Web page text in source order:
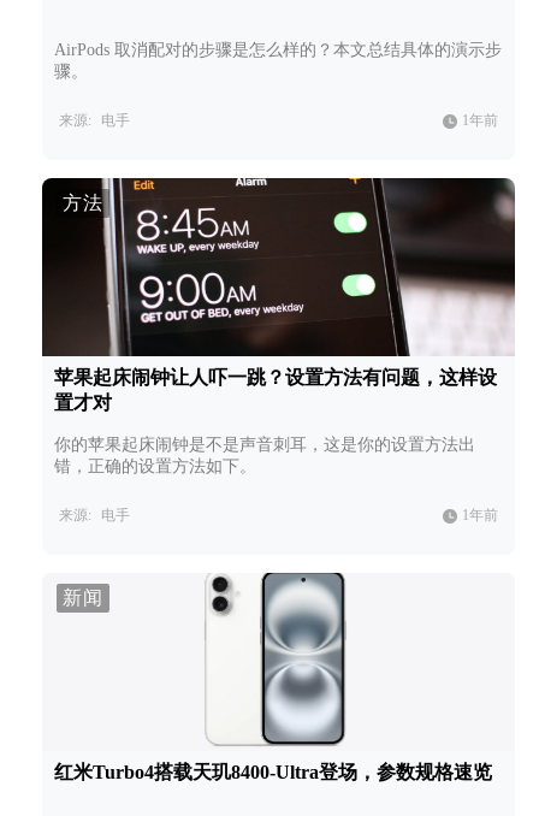
AirPods 取消配对的步骤是怎么样的？本文总结具体的演示步
骤。
来源: 电手 1年前
方法
苹果起床闹钟让人吓一跳？设置方法有问题，这样设
置才对
你的苹果起床闹钟是不是声音刺耳，这是你的设置方法出
错，正确的设置方法如下。
来源: 电手 1年前
新闻
红米Turbo4搭载天玑8400-Ultra登场，参数规格速览